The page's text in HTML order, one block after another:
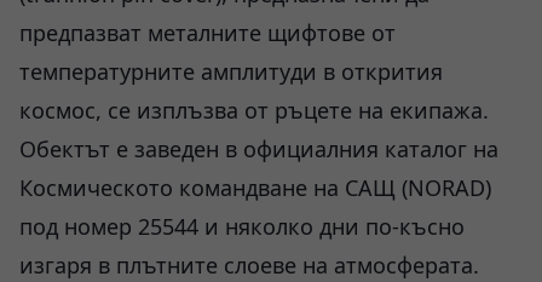
предпазват металните щифтове от
температурните амплитуди в открития
космос, се изплъзва от ръцете на екипажа.
Обектът е заведен в официалния каталог на
Космическото командване на САЩ (NORAD)
под номер 25544 и няколко дни по-късно
изгаря в плътните слоеве на атмосферата.